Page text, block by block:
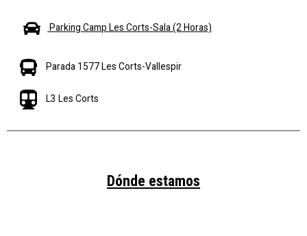
Parking Camp Les Corts-Sala (2 Horas)
Parada 1577 Les Corts-Vallespir
L3 Les Corts
Dónde estamos